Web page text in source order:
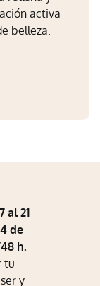
activa
belleza.
al 21
de
h.
tu
y